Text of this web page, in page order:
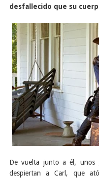
desfallecido que su
De vuelta junto a él, unos
despiertan a Carl, que